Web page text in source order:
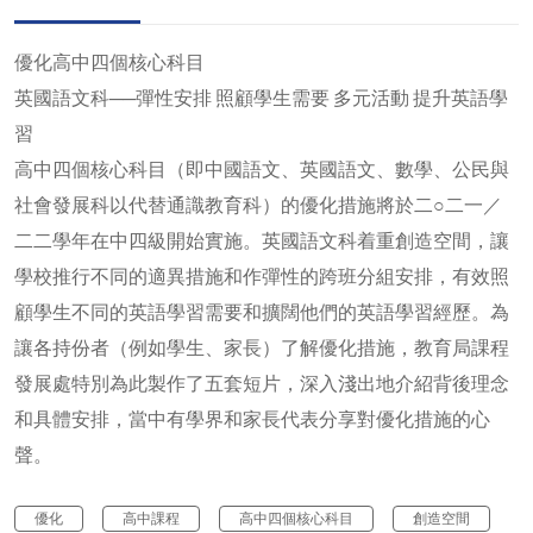
優化高中四個核心科目
英國語文科──彈性安排 照顧學生需要 多元活動 提升英語學
習
高中四個核心科目（即中國語文、英國語文、數學、公民與
社會發展科以代替通識教育科）的優化措施將於二○二一／
二二學年在中四級開始實施。英國語文科着重創造空間，讓
學校推行不同的適異措施和作彈性的跨班分組安排，有效照
顧學生不同的英語學習需要和擴闊他們的英語學習經歷。為
讓各持份者（例如學生、家長）了解優化措施，教育局課程
發展處特別為此製作了五套短片，深入淺出地介紹背後理念
和具體安排，當中有學界和家長代表分享對優化措施的心
聲。
優化 高中課程 高中四個核心科目 創造空間